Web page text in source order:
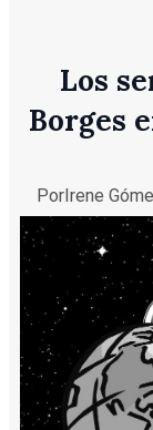
Los
Borges
PorIrene